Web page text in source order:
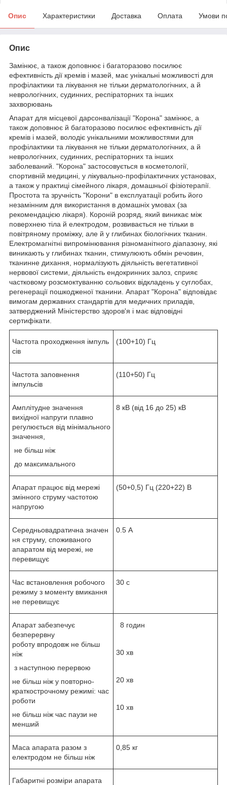
Опис Характеристики Доставка Оплата Умови
Опис
Замінює, а також доповнює і багаторазово посилює
ефективність дії кремів і мазей, має унікальні можливості для
профілактики та лікування не тільки дерматологічних, а й
неврологічних, судинних, респіраторних та інших
захворювань
Апарат для місцевої дарсонвалізації "Корона" замінює, а
також доповнює й багаторазово посилює ефективність дії
кремів і мазей, володіє унікальними можливостями для
профілактики та лікування не тільки дерматологічних, а й
неврологічних, судинних, респіраторних та інших
заболеваний. "Корона" застосовується в косметології,
спортивній медицині, у лікувально-профілактичних установах,
а також у практиці сімейного лікаря, домашньої фізіотерапії.
Простота та зручність "Корони" в експлуатації робить його
незамінним для використання в домашніх умовах (за
рекомендацією лікаря). Короній розряд, який виникає між
поверхнею тіла й електродом, розвивається не тільки в
повітряному проміжку, але й у глибинах біологічних тканин.
Електромагнітні випромінювання різноманітного діапазону, які
виникають у глибинах тканин, стимулюють обмін речовин,
тканинне дихання, нормалізують діяльність вегетативної
нервової системи, діяльність ендокринних залоз, сприяє
частковому розсмоктуванню сольових відкладень у суглобах,
регенерації пошкодженої тканини. Апарат "Корона" відповідає
вимогам державних стандартів для медичних приладів,
затверджений Міністерство здоров'я і має відповідні
сертифікати.
Частота проходження імпуль
сів
(100+10) Гц
Частота заповнення
імпульсів
(110+50) Гц
Амплітудне значення
вихідної напруги плавно
регулюється від мінімального
значення,
не більш ніж
до максимального
8 кВ (від 16 до 25) кВ
Апарат працює від мережі
змінного струму частотою
напругою
(50+0,5) Гц (220+22) В
Середньовадратична значен
ня струму, споживаного
апаратом від мережі, не
перевищує
0.5 А
Час встановлення робочого
режиму з моменту вмикання
не перевищує
30 с
Апарат забезпечує
безперервну
роботу впродовж не більш
ніж
з наступною перервою
не більш ніж у повторно-
краткострочному режимі: час
роботи
не більш ніж час паузи не
менший
8 годин
30 хв
20 хв
10 хв
Маса апарата разом з
електродом не більш ніж
0,85 кг
Габаритні розміри апарата